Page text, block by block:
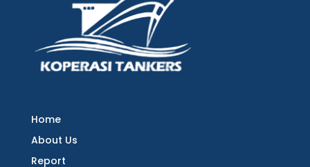
Home
About Us
Report